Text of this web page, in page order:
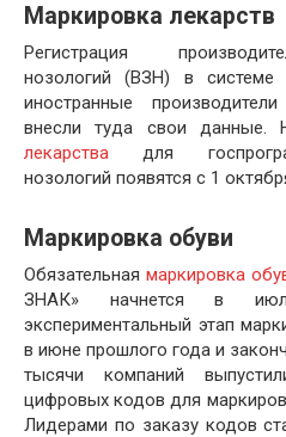
Маркировка лекарств
Регистрация
нозологий (ВЗН) в
иностранные
внесли туда свои данные.
лекарства для
нозологий появятся с 1
Маркировка обуви
Обязательнаямаркировка
ЗНАК» начнется в
экспериментальный этап
в июне прошлого года и
тысячи компаний
цифровых кодов для
Лидерами по заказу кодов